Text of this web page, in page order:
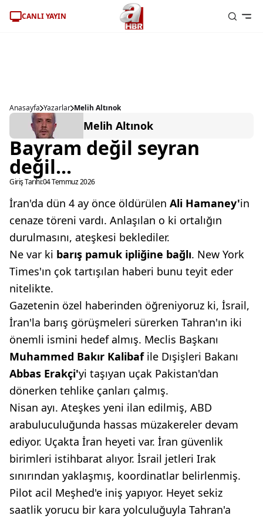
CANLI YAYIN
Anasayfa Yazarlar Melih Altınok
Melih Altınok
Bayram değil seyran
değil...
Giriş Tarihi:04 Temmuz 2026
İran'da dün 4 ay önce öldürülen Ali Hamaney'in
cenaze töreni vardı. Anlaşılan o ki ortalığın
durulmasını, ateşkesi beklediler.
Ne var ki barış pamuk ipliğine bağlı. New York
Times'ın çok tartışılan haberi bunu teyit eder
nitelikte.
Gazetenin özel haberinden öğreniyoruz ki, İsrail,
İran'la barış görüşmeleri sürerken Tahran'ın iki
önemli ismini hedef almış. Meclis Başkanı
Muhammed Bakır Kalibaf ile Dışişleri Bakanı
Abbas Erakçi'yi taşıyan uçak Pakistan'dan
dönerken tehlike çanları çalmış.
Nisan ayı. Ateşkes yeni ilan edilmiş, ABD
arabuluculuğunda hassas müzakereler devam
ediyor. Uçakta İran heyeti var. İran güvenlik
birimleri istihbarat alıyor. İsrail jetleri Irak
sınırından yaklaşmış, koordinatlar belirlenmiş.
Pilot acil Meşhed'e iniş yapıyor. Heyet sekiz
saatlik yorucu bir kara yolculuğuyla Tahran'a